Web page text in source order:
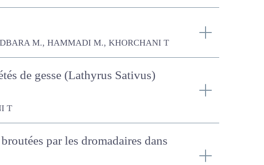
M., KHORCHANI T
de gesse (Lathyrus Sativus)
par les dromadaires